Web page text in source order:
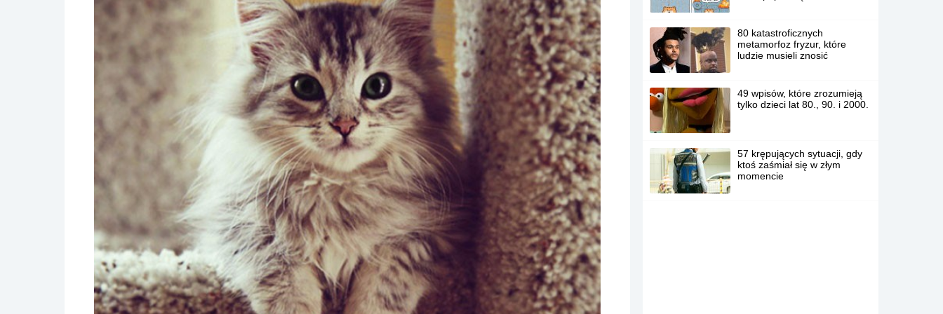
80 katastroficznych
metamorfoz fryzur, które
ludzie musieli znosić
49 wpisów, które zrozumieją
tylko dzieci lat 80., 90. i 2000.
57 krępujących sytuacji, gdy
ktoś zaśmiał się w złym
momencie